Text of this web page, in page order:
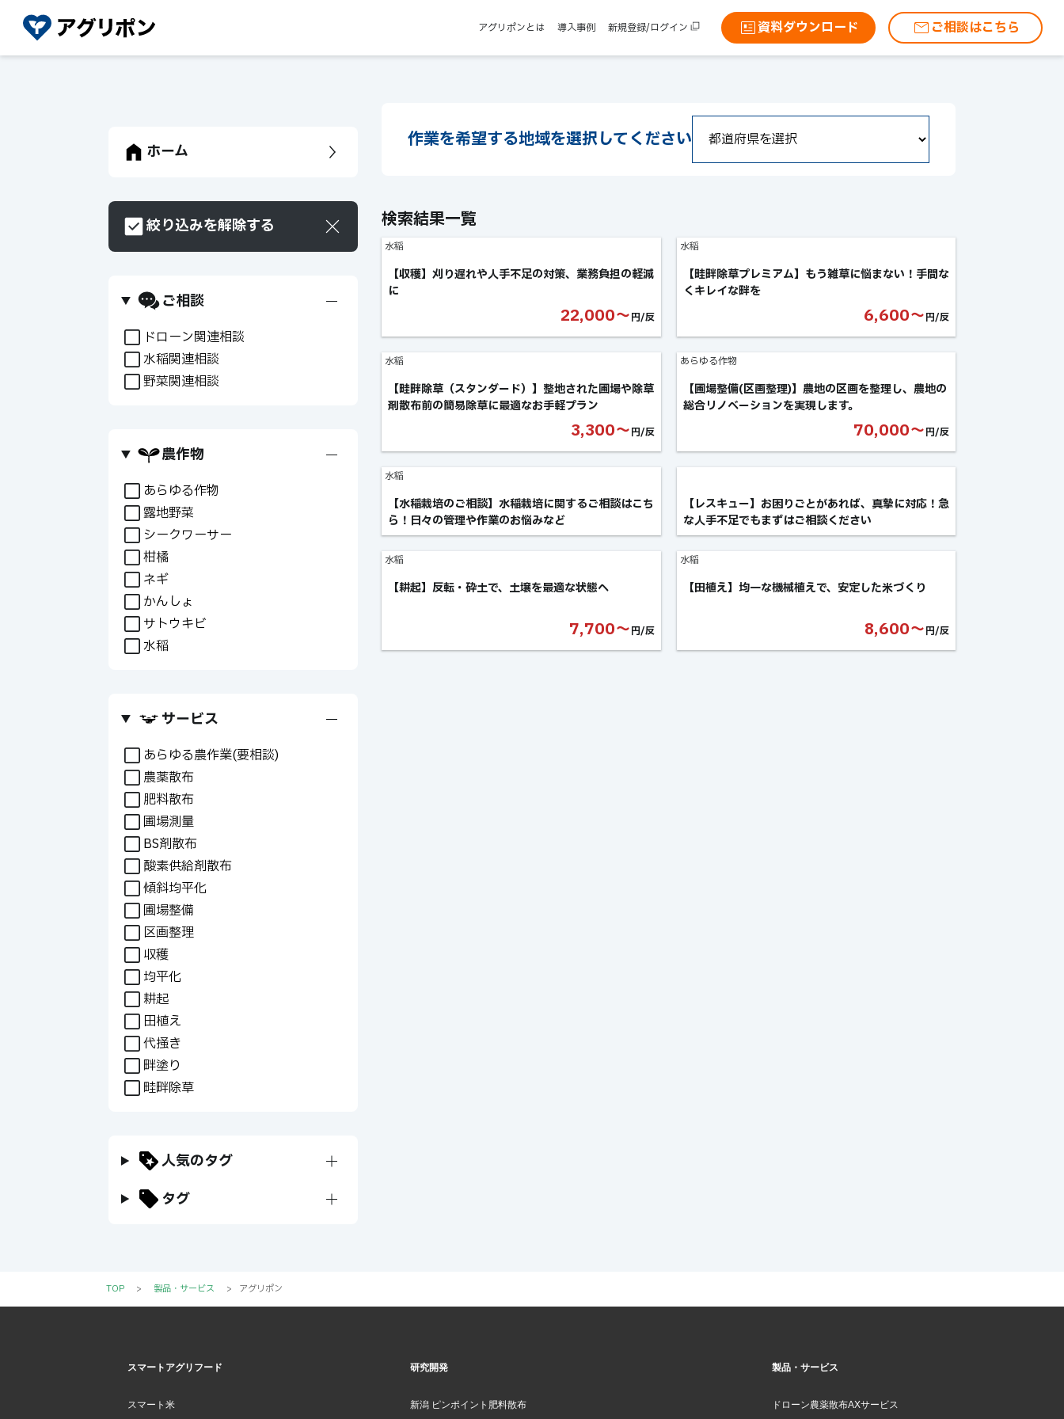
アグリポンとは 導入事例 新規登録/ログイン 資料ダウンロード ご相談はこちら
ホーム
絞り込みを解除する
ご相談
ドローン関連相談
水稲関連相談
野菜関連相談
農作物
あらゆる作物
露地野菜
シークワーサー
柑橘
ネギ
かんしょ
サトウキビ
水稲
サービス
あらゆる農作業(要相談)
農薬散布
肥料散布
圃場測量
BS剤散布
酸素供給剤散布
傾斜均平化
圃場整備
区画整理
収穫
均平化
耕起
田植え
代掻き
畔塗り
畦畔除草
人気のタグ
タグ
作業を希望する地域を選択してください
検索結果一覧
水稲
【収穫】刈り遅れや人手不足の対策、業務負担の軽減
に
22,000〜円/反
水稲
【畦畔除草プレミアム】もう雑草に悩まない！手間な
くキレイな畔を
6,600〜円/反
水稲
【畦畔除草（スタンダード）】整地された圃場や除草
剤散布前の簡易除草に最適なお手軽プラン
3,300〜円/反
あらゆる作物
【圃場整備(区画整理)】農地の区画を整理し、農地の
総合リノベーションを実現します。
70,000〜円/反
水稲
【水稲栽培のご相談】水稲栽培に関するご相談はこち
ら！日々の管理や作業のお悩みなど
【レスキュー】お困りごとがあれば、真摯に対応！急
な人手不足でもまずはご相談ください
水稲
【耕起】反転・砕土で、土壌を最適な状態へ
7,700〜円/反
水稲
【田植え】均一な機械植えで、安定した米づくり
8,600〜円/反
TOP > 製品・サービス > アグリポン
スマートアグリフード
スマート米
研究開発
新潟 ピンポイント肥料散布
製品・サービス
ドローン農薬散布AXサービス